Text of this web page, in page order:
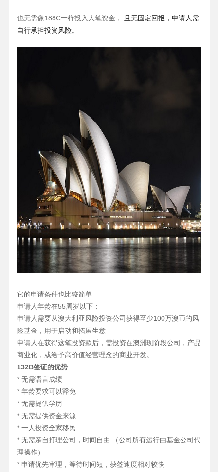
也无需像188C一样投入大笔资金，
且无固定回报，申请人需
自行承担投资风险。
它的申请条件也比较简单
申请人年龄在55周岁以下；
申请人需要从澳大利亚风险投资公司获得至少100万澳币的风
险基金，用于启动和拓展生意；
申请人在获得这笔投资款后，需投资在澳洲现阶段公司，产品
商业化，或给予高价值经营理念的商业开发。
132B签证的优势
* 无需语言成绩
* 年龄要求可以豁免
* 无需提供学历
* 无需提供资金来源
* 一人投资全家移民
* 无需亲自打理公司，时间自由 （公司所有运行由基金公司代
理操作）
* 申请优先审理，等待时间短，获签速度相对较快